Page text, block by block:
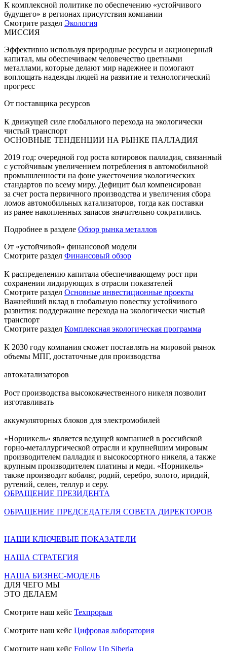
К комплексной политике по обеспечению «устойчивого
будущего» в регионах присутствия компании
Смотрите раздел Экология
МИССИЯ
Эффективно используя природные ресурсы и акционерный
капитал, мы обеспечиваем человечество цветными
металлами, которые делают мир надежнее и помогают
воплощать надежды людей на развитие и технологический
прогресс
От поставщика ресурсов
К движущей силе глобального перехода на экологически
чистый транспорт
ОСНОВНЫЕ ТЕНДЕНЦИИ НА РЫНКЕ ПАЛЛАДИЯ
2019 год: очередной год роста котировок палладия, связанный
с устойчивым увеличением потребления в автомобильной
промышленности на фоне ужесточения экологических
стандартов по всему миру. Дефицит был компенсирован
за счет роста первичного производства и увеличения сбора
ломов автомобильных катализаторов, тогда как поставки
из ранее накопленных запасов значительно сократились.
Подробнее в разделе Обзор рынка металлов
От «устойчивой» финансовой модели
Смотрите раздел Финансовый обзор
К распределению капитала обеспечивающему рост при
сохранении лидирующих в отрасли показателей
Смотрите раздел Основные инвестиционные проекты
Важнейший вклад в глобальную повестку устойчивого
развития: поддержание перехода на экологически чистый
транспорт
Смотрите раздел Комплексная экологическая программа
К 2030 году компания сможет поставлять на мировой рынок
объемы МПГ, достаточные для производства
автокатализаторов
Рост производства высококачественного никеля позволит
изготавливать
аккумуляторных блоков для электромобилей
«Норникель» является ведущей компанией в российской
горно-металлургической отрасли и крупнейшим мировым
производителем палладия и высокосортного никеля, а также
крупным производителем платины и меди. «Норникель»
также производит кобальт, родий, серебро, золото, иридий,
рутений, селен, теллур и серу.
ОБРАЩЕНИЕ ПРЕЗИДЕНТА
ОБРАЩЕНИЕ ПРЕДСЕДАТЕЛЯ СОВЕТА ДИРЕКТОРОВ
НАШИ КЛЮЧЕВЫЕ ПОКАЗАТЕЛИ
НАША СТРАТЕГИЯ
НАША БИЗНЕС-МОДЕЛЬ
ДЛЯ ЧЕГО МЫ
ЭТО ДЕЛАЕМ
Смотрите наш кейс Техпрорыв
Смотрите наш кейс Цифровая лаборатория
Смотрите наш кейс Follow Up Siberia